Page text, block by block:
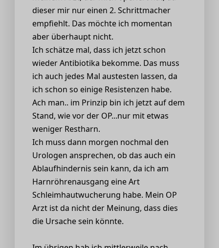
dieser mir nur einen 2. Schrittmacher
empfiehlt. Das möchte ich momentan
aber überhaupt nicht.
Ich schätze mal, dass ich jetzt schon
wieder Antibiotika bekomme. Das muss
ich auch jedes Mal austesten lassen, da
ich schon so einige Resistenzen habe.
Ach man.. im Prinzip bin ich jetzt auf dem
Stand, wie vor der OP...nur mit etwas
weniger Restharn.
Ich muss dann morgen nochmal den
Urologen ansprechen, ob das auch ein
Ablaufhindernis sein kann, da ich am
Harnröhrenausgang eine Art
Schleimhautwucherung habe. Mein OP
Arzt ist da nicht der Meinung, dass dies
die Ursache sein könnte.